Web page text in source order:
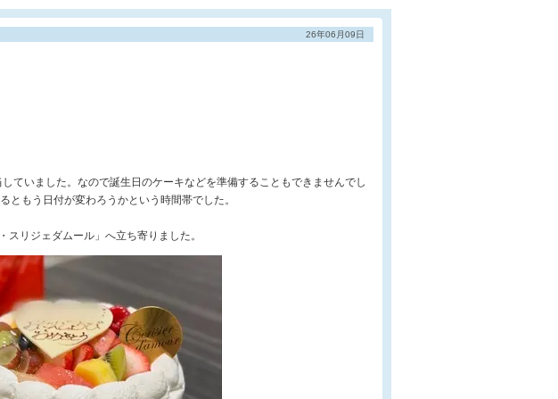
26年06月09日
ていました。なので誕生日のケーキなどを準備することもできませんでし
もう日付が変わろうかという時間帯でした。
リジェダムール」へ立ち寄りました。